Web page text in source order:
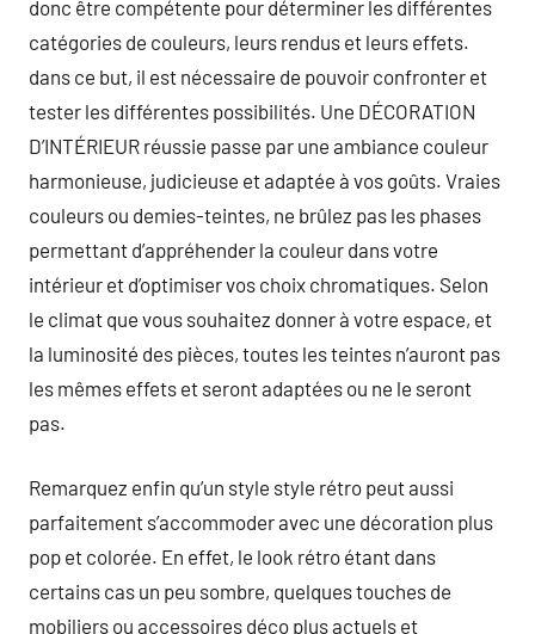
donc être compétente pour déterminer les différentes
catégories de couleurs, leurs rendus et leurs effets.
dans ce but, il est nécessaire de pouvoir confronter et
tester les différentes possibilités. Une DÉCORATION
D’INTÉRIEUR réussie passe par une ambiance couleur
harmonieuse, judicieuse et adaptée à vos goûts. Vraies
couleurs ou demies-teintes, ne brûlez pas les phases
permettant d’appréhender la couleur dans votre
intérieur et d’optimiser vos choix chromatiques. Selon
le climat que vous souhaitez donner à votre espace, et
la luminosité des pièces, toutes les teintes n’auront pas
les mêmes effets et seront adaptées ou ne le seront
pas.
Remarquez enfin qu’un style style rétro peut aussi
parfaitement s’accommoder avec une décoration plus
pop et colorée. En effet, le look rétro étant dans
certains cas un peu sombre, quelques touches de
mobiliers ou accessoires déco plus actuels et